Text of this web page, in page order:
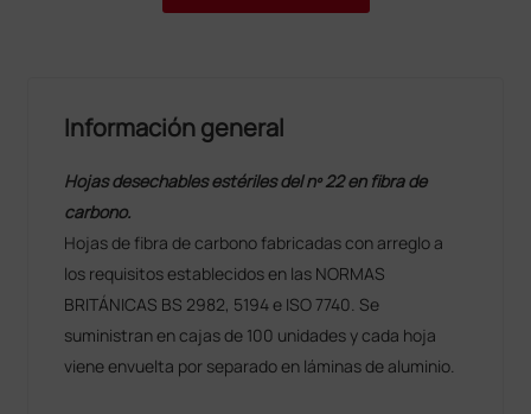
Información general
Hojas desechables estériles del nº 22 en fibra de
carbono.
Hojas de fibra de carbono fabricadas con arreglo a
los requisitos establecidos en las NORMAS
BRITÁNICAS BS 2982, 5194 e ISO 7740. Se
suministran en cajas de 100 unidades y cada hoja
viene envuelta por separado en láminas de aluminio.